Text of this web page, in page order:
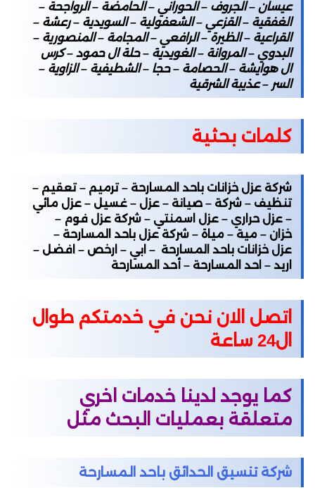
عيسان – الجروف – الحوراني – الحامضة – الرواجحة –
الغفقية – القزعي – الشعفولية – السويدية – رعشة –
القراعية – الظيرة – الرافعي – المجامة – المنصورية –
البدوي – المروانة – الغويدية – حلة ال حمود – كرس
ال هوايشة – الحصامة – حجا – الشطيفية – الزاوية –
السر – عذيبة الشرقية
كلمات بحثية
شركة عزل خزانات باحد المسارحة – ترميم – تعقيم –
تنظيف – شركة – صيانة – عزل – غسيل – عزل مائي
– عزل حراري – عزل اسمنتي – شركة عزل فوم –
خزان – مية – مياة – شركة عزل باحد المسارحة –
عزل خزانات باحد المسارحة – ابي – ارخص – افضل –
اريد – احد المسارحة – أحد المسارحة
اتصل الان نحن في خدمتكم طوال
ال24 ساعة
كما يوجد لدينا خدمات اخري
متعلقة بعمليات البحث مثل
شركة تنسيق الحدائق باحد المسارحة